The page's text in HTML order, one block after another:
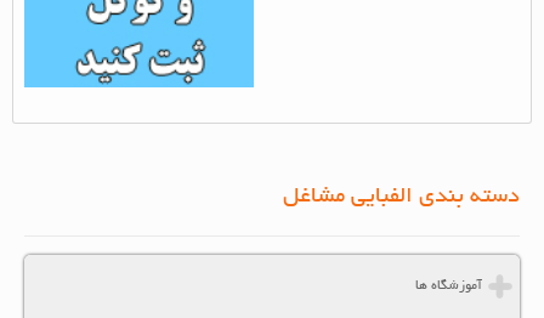
دسته بندی الفبایی مشاغل
آموزشگاه ها